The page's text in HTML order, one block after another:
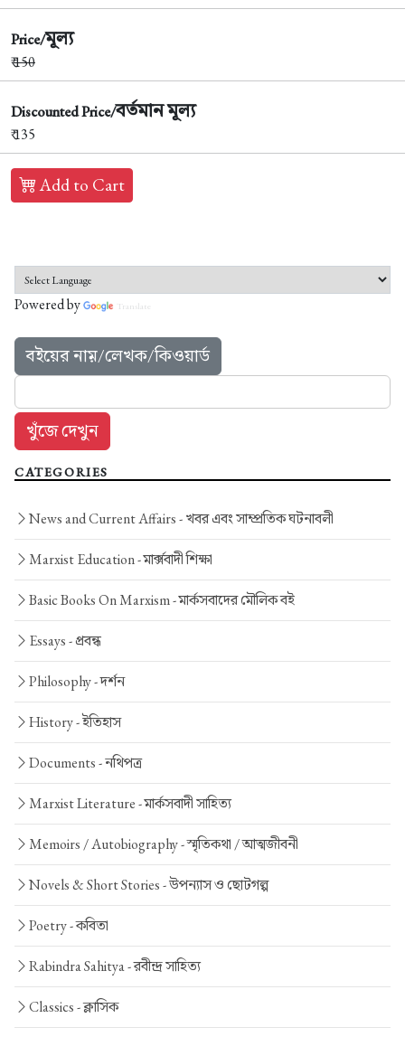
Price/মূল্য
₹150
Discounted Price/বর্তমান মূল্য
₹ 135
Add to Cart
Powered by Translate
বইয়ের নাম়/লেখক/কিওয়ার্ড
CATEGORIES
News and Current Affairs -খবর এবং সাম্প্রতিক ঘটনাবলী
Marxist Education -মার্ক্সবাদী শিক্ষা
Basic Books On Marxism -মার্কসবাদের মৌলিক বই
Essays -প্রবন্ধ
Philosophy -দর্শন
History -ইতিহাস
Documents -নথিপত্র
Marxist Literature -মার্কসবাদী সাহিত্য
Memoirs / Autobiography -স্মৃতিকথা / আত্মজীবনী
Novels & Short Stories -উপন্যাস ও ছোটগল্প
Poetry -কবিতা
Rabindra Sahitya -রবীন্দ্র সাহিত্য
Classics -ক্লাসিক